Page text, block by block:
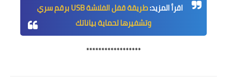
اقرأ المزيد:
طريقة قفل الفلاشة USB برقم سري
وتشفيرها لحماية بياناتك
******************